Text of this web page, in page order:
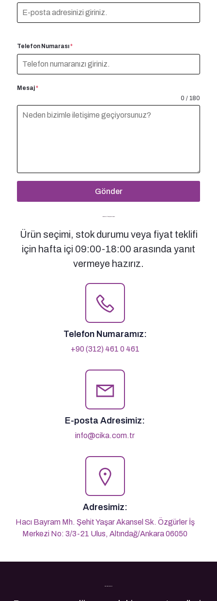
Telefon Numarası*
Mesaj*
0 / 180
Gönder
Bizimle İletişime Geçin
Ürün seçimi, stok durumu veya fiyat teklifi
için hafta içi 09:00-18:00 arasında yanıt
vermeye hazırız.
Telefon Numaramız:
+90 (312) 461 0 461
E-posta Adresimiz:
info@cika.com.tr
Adresimiz:
Hacı Bayram Mh. Şehit Yaşar Akansel Sk. Özgürler İş
Merkezi No: 3/3-21 Ulus, Altındağ/Ankara 06050
Son Yazılarımız